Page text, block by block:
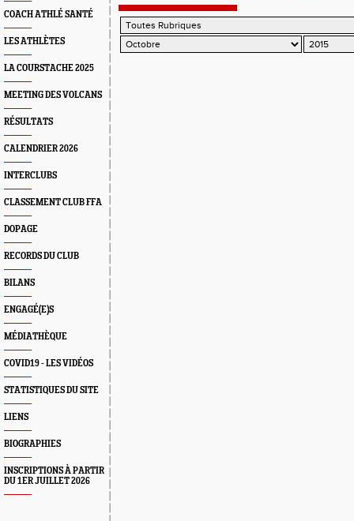
COACH ATHLÉ SANTÉ
LES ATHLÈTES
LA COURSTACHE 2025
MEETING DES VOLCANS
RÉSULTATS
CALENDRIER 2026
INTERCLUBS
CLASSEMENT CLUB FFA
DOPAGE
RECORDS DU CLUB
BILANS
ENGAGÉ(E)S
MÉDIATHÈQUE
COVID19 - LES VIDÉOS
STATISTIQUES DU SITE
LIENS
BIOGRAPHIES
INSCRIPTIONS À PARTIR
DU 1ER JUILLET 2026